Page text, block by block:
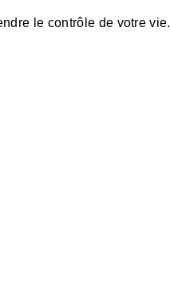
le contrôle de votre vie.